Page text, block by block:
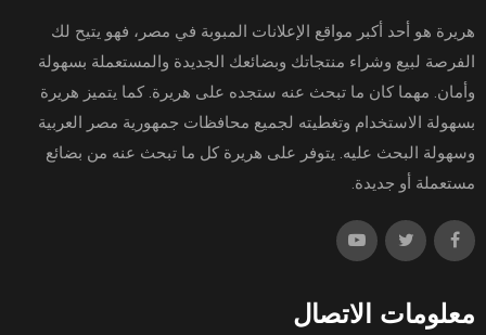
هريرة هو أحد أكبر مواقع الإعلانات المبوبة في مصر، فهو يتيح لك
الفرصة لبيع وشراء منتجاتك وبضائعك الجديدة والمستعملة بسهولة
وأمان. مهما كان ما تبحث عنه ستجده على هريرة. كما يتميز هريرة
بسهولة الاستخدام وتغطيته لجميع محافظات جمهورية مصر العربية
وسهولة البحث عليه. يتوفر على هريرة كل ما تبحث عنه من بضائع
مستعملة أو جديدة.
معلومات الاتصال